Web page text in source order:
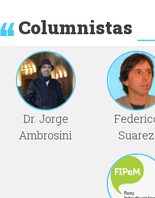
Columnistas
Dr. Jorge
Ambrosini
Suarez